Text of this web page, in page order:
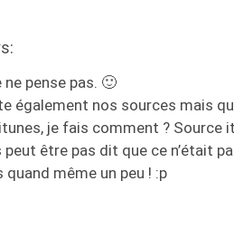
pense pas. 🙂
également nos sources mais
je fais comment ? Source
peut être pas dit que ce n’était
même un peu ! :p